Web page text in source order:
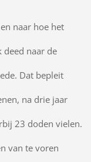
naar hoe het
deed naar de
Dat bepleit
na drie jaar
23 doden vielen.
van te voren